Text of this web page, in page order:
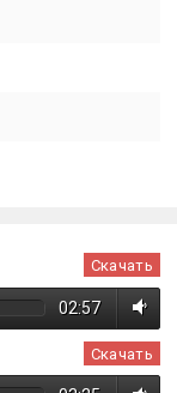
Скачать
02:57
Скачать